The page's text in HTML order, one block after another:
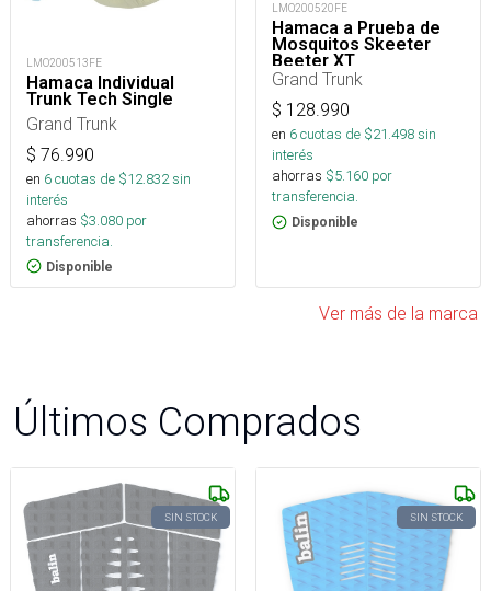
LMO200513FE
Hamaca Individual
Trunk Tech Single
Grand Trunk
$ 76.990
en 6cuotas de $12.832sin
interés
ahorras $3.080 por
transferencia.
Disponible
LMO200520FE
Hamaca a Prueba de
Mosquitos Skeeter
Beeter XT
Grand Trunk
$ 128.990
en 6cuotas de $21.498sin
interés
ahorras $5.160 por
transferencia.
Disponible
Ver más de la marca
Últimos Comprados
SIN STOCK SIN STOCK